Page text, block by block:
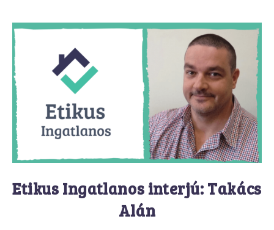
Etikus Ingatlanos interjú: Takács
Alán